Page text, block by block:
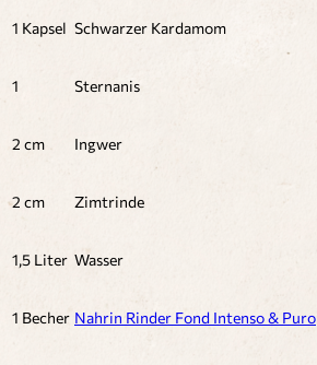
1 Kapsel Schwarzer Kardamom
1 Sternanis
2 cm Ingwer
2 cm Zimtrinde
1,5 Liter Wasser
1 Becher Nahrin Rinder Fond Intenso & Puro